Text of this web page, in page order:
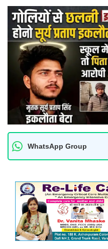
WhatsApp Group